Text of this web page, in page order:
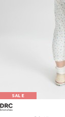
SALE